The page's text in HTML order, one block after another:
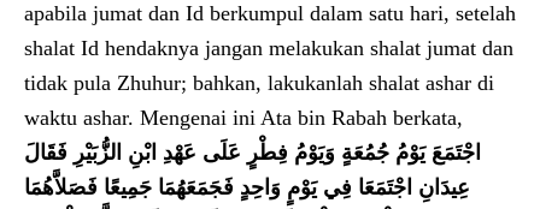
apabila jumat dan Id berkumpul dalam satu hari, setelah
shalat Id hendaknya jangan melakukan shalat jumat dan
tidak pula Zhuhur; bahkan, lakukanlah shalat ashar di
waktu ashar. Mengenai ini Ata bin Rabah berkata,
اجْتَمَعَ يَوْمُ جُمُعَةٍ وَيَوْمُ فِطْرٍ عَلَى عَهْدِ ابْنِ الزُّبَيْرِ فَقَالَ
عِيدَانِ اجْتَمَعَا فِي يَوْمٍ وَاحِدٍ فَجَمَعَهُمَا جَمِيعًا فَصَلاَّهُمَا